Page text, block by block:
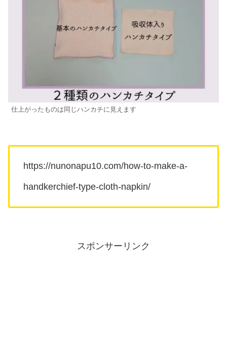
仕上がったものは同じハンカチに見えます
https://nunonapu10.com/how-to-make-a-
handkerchief-type-cloth-napkin/
スポンサーリンク